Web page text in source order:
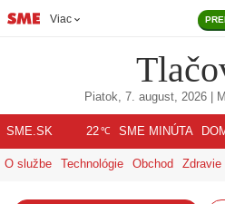
Viac
Piatok, 7. august, 2026 |
SME.SK 22℃ SME MINÚTA
O službe Technológie Obchod Zdravie